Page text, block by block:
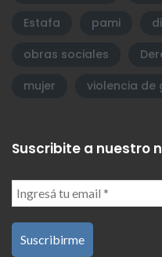
Estafa
pami
obras sociales
mujer
violencia de
Suscribite a nuestro